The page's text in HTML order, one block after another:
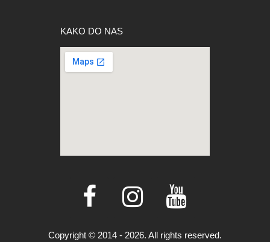
KAKO DO NAS
Copyright © 2014 - 2026. All rights reserved.